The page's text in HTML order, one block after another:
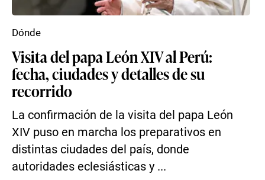
Visita del papa León XIV al Perú:
fecha, ciudades y detalles de su
recorrido
La confirmación de la visita del papa León
XIV puso en marcha los preparativos en
distintas ciudades del país, donde
autoridades eclesiásticas y ...
Dónde